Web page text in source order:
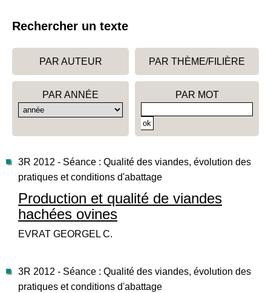
Rechercher un texte
PAR AUTEUR PAR THÈME/FILIÈRE
PAR ANNÉE PAR MOT
3R 2012 - Séance : Qualité des viandes, évolution des
pratiques et conditions d'abattage
Production et qualité de viandes
hachées ovines
EVRAT GEORGEL C.
3R 2012 - Séance : Qualité des viandes, évolution des
pratiques et conditions d'abattage